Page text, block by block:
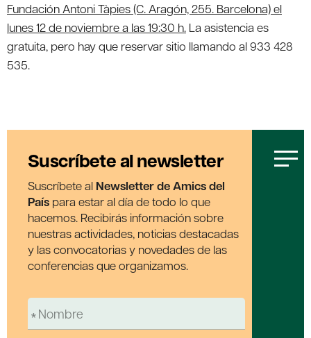
Fundación Antoni Tàpies (C. Aragón, 255. Barcelona) el
lunes 12 de noviembre a las 19:30 h. La asistencia es
gratuita, pero hay que reservar sitio llamando al 933 428
535.
Suscríbete al newsletter
Suscríbete al Newsletter de Amics del
País para estar al día de todo lo que
hacemos. Recibirás información sobre
nuestras actividades, noticias destacadas
y las convocatorias y novedades de las
conferencias que organizamos.